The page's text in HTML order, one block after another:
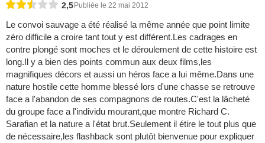
2,5 Publiée le 22 mai 2012
Le convoi sauvage a été réalisé la même année que point limite
zéro difficile a croire tant tout y est différent.Les cadrages en
contre plongé sont moches et le déroulement de cette histoire est
long.Il y a bien des points commun aux deux films,les
magnifiques décors et aussi un héros face a lui même.Dans une
nature hostile cette homme blessé lors d'une chasse se retrouve
face a l'abandon de ses compagnons de routes.C'est la lâcheté
du groupe face a l'individu mourant,que montre Richard C.
Sarafian et la nature a l'état brut.Seulement il étire le tout plus que
de nécessaire,les flashback sont plutôt bienvenue pour expliquer